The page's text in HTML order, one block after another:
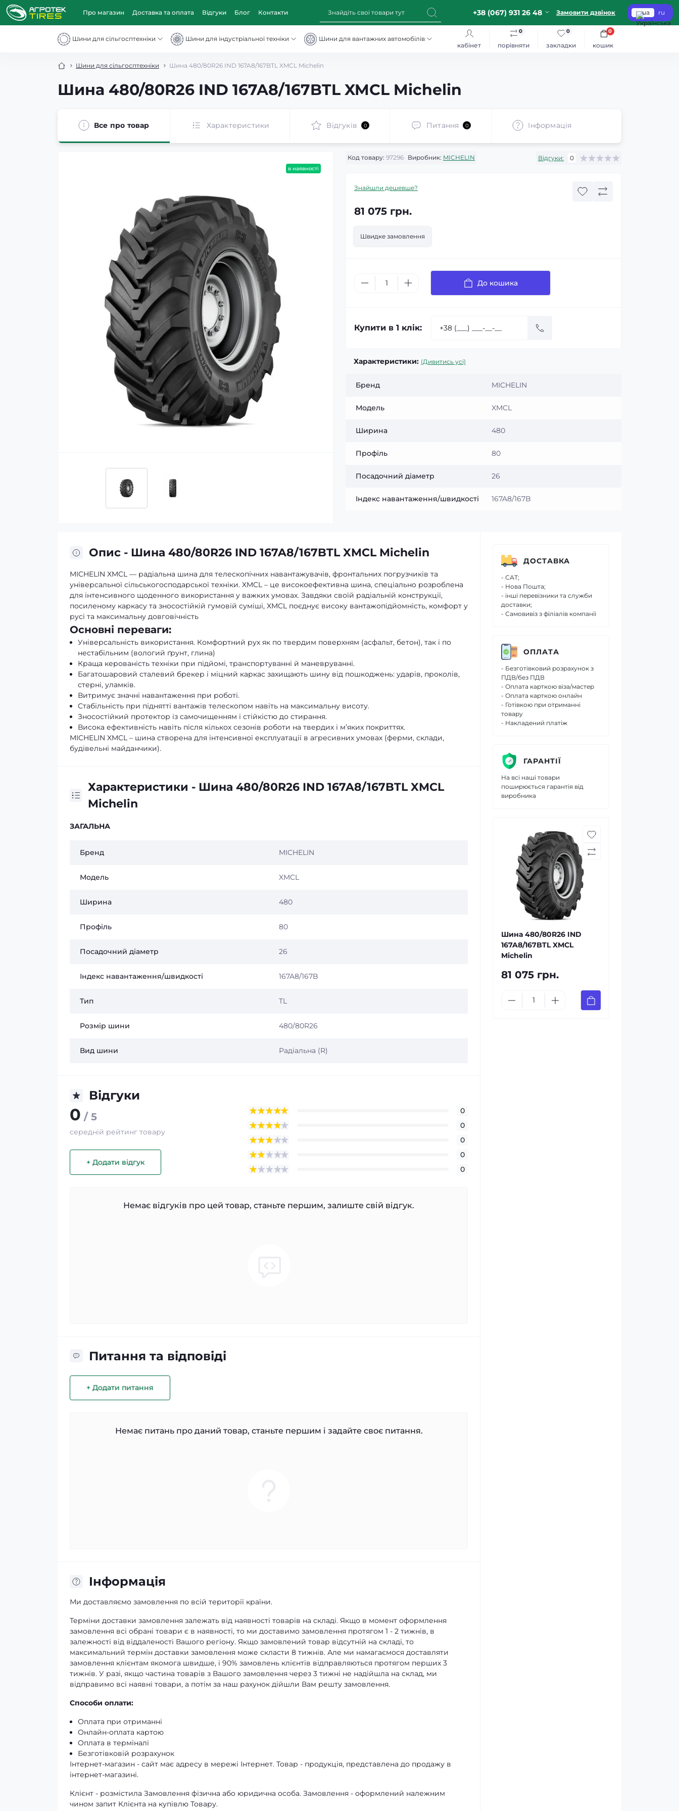
Про магазин Доставка та оплата Відгуки Блог Контакти +38 (067) 931 26 48 Замовити дзвінок ua ru
Шини для сільгосптехніки Шини для індустріальної техніки
Шини для вантажних автомобілів
кабінет
порівняти
0
закладки
0
кошик
0
Шини для сільгосптехніки Шина 480/80R26 IND 167A8/167BTL XMCL Michelin
Шина 480/80R26 IND 167A8/167BTL XMCL Michelin
Все про товар Характеристики Відгуків 0 Питання 0 Iнформація
в наявності
Код товару: 97296 Виробник: MICHELIN Відгуки: 0
Знайшли дешевше?
81 075 грн.
Швидке замовлення
До кошика
Купити в 1 клік:
Характеристики: (Дивитись усі)
Бренд MICHELIN
Модель XMCL
Ширина 480
Профіль 80
Посадочний діаметр 26
Індекс навантаження/швидкості 167A8/167B
Опис - Шина 480/80R26 IND 167A8/167BTL XMCL Michelin
MICHELIN XMCL — радіальна шина для телескопічних навантажувачів, фронтальних погрузчиків та
універсальної сільськогосподарської техніки. XMCL – це високоефективна шина, спеціально розроблена
для інтенсивного щоденного використання у важких умовах. Завдяки своїй радіальній конструкції,
посиленому каркасу та зносостійкій гумовій суміші, XMCL поєднує високу вантажопідйомність, комфорт у
русі та максимальну довговічність
Основні переваги:
Універсальність використання. Комфортний рух як по твердим поверхням (асфальт, бетон), так і по
нестабільним (вологий ґрунт, глина)
Краща керованість техніки при підйомі, транспортуванні й маневруванні.
Багатошаровий сталевий брекер і міцний каркас захищають шину від пошкоджень: ударів, проколів,
стерні, уламків.
Витримує значні навантаження при роботі.
Стабільність при піднятті вантажів телескопом навіть на максимальну висоту.
Зносостійкий протектор із самочищенням і стійкістю до стирання.
Висока ефективність навіть після кількох сезонів роботи на твердих і м’яких покриттях.
MICHELIN XMCL – шина створена для інтенсивної експлуатації в агресивних умовах (ферми, склади,
будівельні майданчики).
Характеристики - Шина 480/80R26 IND 167A8/167BTL XMCL
Michelin
ЗАГАЛЬНА
Бренд MICHELIN
Модель XMCL
Ширина 480
Профіль 80
Посадочний діаметр 26
Індекс навантаження/швидкості 167A8/167B
Тип TL
Розмір шини 480/80R26
Вид шини Радіальна (R)
Відгуки
0 / 5
середній рейтинг товару
+ Додати відгук
0
0
0
0
0
Немає відгуків про цей товар, станьте першим, залиште свій відгук.
Питання та відповіді
+ Додати питання
Немає питань про даний товар, станьте першим і задайте своє питання.
Iнформація
Ми доставляємо замовлення по всій території країни.
Терміни доставки замовлення залежать від наявності товарів на складі. Якщо в момент оформлення
замовлення всі обрані товари є в наявності, то ми доставимо замовлення протягом 1 - 2 тижнів, в
залежності від віддаленості Вашого регіону. Якщо замовлений товар відсутній на складі, то
максимальний термін доставки замовлення може скласти 8 тижнів. Але ми намагаємося доставляти
замовлення клієнтам якомога швидше, і 90% замовлень клієнтів відправляються протягом перших 3
тижнів. У разі, якщо частина товарів з Вашого замовлення через 3 тижні не надійшла на склад, ми
відправимо всі наявні товари, а потім за наш рахунок дійшли Вам решту замовлення.
Способи оплати:
Оплата при отриманні
Онлайн-оплата картою
Оплата в терміналі
Безготівковій розрахунок
Інтернет-магазин - сайт має адресу в мережі Інтернет. Товар - продукція, представлена ​​до продажу в
інтернет-магазині.
Клієнт - розмістила Замовлення фізична або юридична особа. Замовлення - оформлений належним
чином запит Клієнта на купівлю Товару.
ДОСТАВКА
- САТ;
- Нова Пошта;
- інші перевізники та служби
доставки;
- Самовивіз з філіалів компанії
ОПЛАТА
- Безготівковий розрахунок з
ПДВ/без ПДВ
- Оплата карткою віза/мастер
- Оплата карткою онлайн
- Готівкою при отриманні
товару
- Накладений платіж
ГАРАНТІЇ
На всі наші товари
поширюється гарантія від
виробника
Шина 480/80R26 IND
167A8/167BTL XMCL
Michelin
81 075 грн.